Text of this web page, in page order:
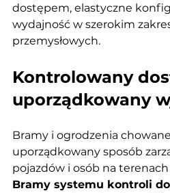
dostępem, elastyczne
wydajność w szerokim
przemysłowych.
Kontrolowany
uporządkowany
Bramy i ogrodzenia
uporządkowany sposób
pojazdów i osób na
Bramy systemu kontroli